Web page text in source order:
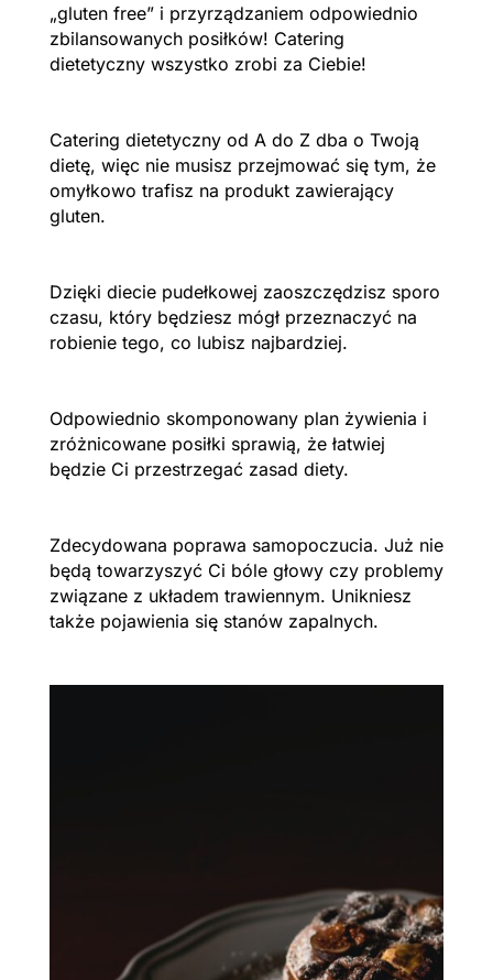
„gluten free” i przyrządzaniem odpowiednio
zbilansowanych posiłków! Catering
dietetyczny wszystko zrobi za Ciebie!
Catering dietetyczny od A do Z dba o Twoją
dietę, więc nie musisz przejmować się tym, że
omyłkowo trafisz na produkt zawierający
gluten.
Dzięki diecie pudełkowej zaoszczędzisz sporo
czasu, który będziesz mógł przeznaczyć na
robienie tego, co lubisz najbardziej.
Odpowiednio skomponowany plan żywienia i
zróżnicowane posiłki sprawią, że łatwiej
będzie Ci przestrzegać zasad diety.
Zdecydowana poprawa samopoczucia. Już nie
będą towarzyszyć Ci bóle głowy czy problemy
związane z układem trawiennym. Unikniesz
także pojawienia się stanów zapalnych.